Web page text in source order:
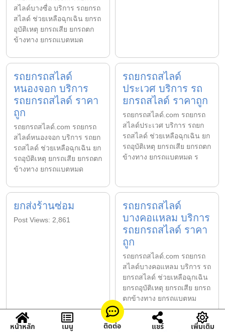
สไลด์บางซื่อ บริการ รถยกรถ
สไลด์ ช่วยเหลือฉุกเฉิน ยกรถ
อุบัติเหตุ ยกรถเสีย ยกรถตก
ข้างทาง ยกรถแบตหมด
รถยกรถสไลด์
หนองจอก บริการ
รถยกรถสไลด์ ราคา
ถูก
รถยกรถสไลด์.com รถยกรถ
สไลด์หนองจอก บริการ รถยก
รถสไลด์ ช่วยเหลือฉุกเฉิน ยก
รถอุบัติเหตุ ยกรถเสีย ยกรถตก
ข้างทาง ยกรถแบตหมด
รถยกรถสไลด์
ประเวศ บริการ รถ
ยกรถสไลด์ ราคาถูก
รถยกรถสไลด์.com รถยกรถ
สไลด์ประเวศ บริการ รถยก
รถสไลด์ ช่วยเหลือฉุกเฉิน ยก
รถอุบัติเหตุ ยกรถเสีย ยกรถตก
ข้างทาง ยกรถแบตหมด ร
ยกส่งร้านซ่อม
Post Views: 2,861
รถยกรถสไลด์
บางคอแหลม บริการ
รถยกรถสไลด์ ราคา
ถูก
รถยกรถสไลด์.com รถยกรถ
สไลด์บางคอแหลม บริการ รถ
ยกรถสไลด์ ช่วยเหลือฉุกเฉิน
ยกรถอุบัติเหตุ ยกรถเสีย ยกรถ
ตกข้างทาง ยกรถแบตหม
หน้าหลัก เมนู ติดต่อ แชร์ เพิ่มเติม